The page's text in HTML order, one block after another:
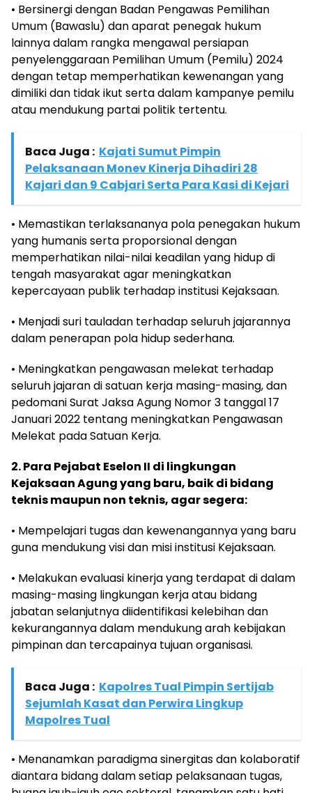
• Bersinergi dengan Badan Pengawas Pemilihan
Umum (Bawaslu) dan aparat penegak hukum
lainnya dalam rangka mengawal persiapan
penyelenggaraan Pemilihan Umum (Pemilu) 2024
dengan tetap memperhatikan kewenangan yang
dimiliki dan tidak ikut serta dalam kampanye pemilu
atau mendukung partai politik tertentu.
Baca Juga : Kajati Sumut Pimpin
Pelaksanaan Monev Kinerja Dihadiri 28
Kajari dan 9 Cabjari Serta Para Kasi di Kejari
• Memastikan terlaksananya pola penegakan hukum
yang humanis serta proporsional dengan
memperhatikan nilai-nilai keadilan yang hidup di
tengah masyarakat agar meningkatkan
kepercayaan publik terhadap institusi Kejaksaan.
• Menjadi suri tauladan terhadap seluruh jajarannya
dalam penerapan pola hidup sederhana.
• Meningkatkan pengawasan melekat terhadap
seluruh jajaran di satuan kerja masing-masing, dan
pedomani Surat Jaksa Agung Nomor 3 tanggal 17
Januari 2022 tentang meningkatkan Pengawasan
Melekat pada Satuan Kerja.
2. Para Pejabat Eselon II di lingkungan
Kejaksaan Agung yang baru, baik di bidang
teknis maupun non teknis, agar segera:
• Mempelajari tugas dan kewenangannya yang baru
guna mendukung visi dan misi institusi Kejaksaan.
• Melakukan evaluasi kinerja yang terdapat di dalam
masing-masing lingkungan kerja atau bidang
jabatan selanjutnya diidentifikasi kelebihan dan
kekurangannya dalam mendukung arah kebijakan
pimpinan dan tercapainya tujuan organisasi.
Baca Juga : Kapolres Tual Pimpin Sertijab
Sejumlah Kasat dan Perwira Lingkup
Mapolres Tual
• Menanamkan paradigma sinergitas dan kolaboratif
diantara bidang dalam setiap pelaksanaan tugas,